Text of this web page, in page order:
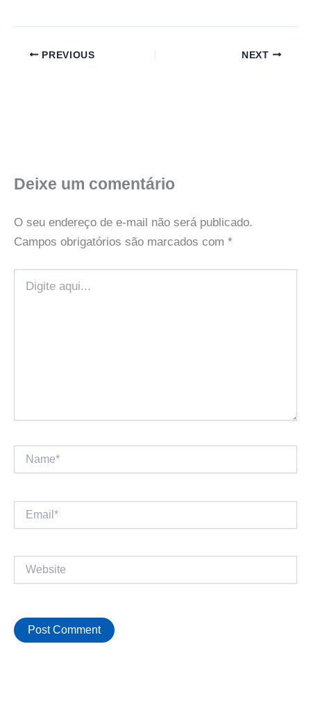
PREVIOUS NEXT
Deixe um comentário
O seu endereço de e-mail não será publicado.
Campos obrigatórios são marcados com *
aqui...
Website